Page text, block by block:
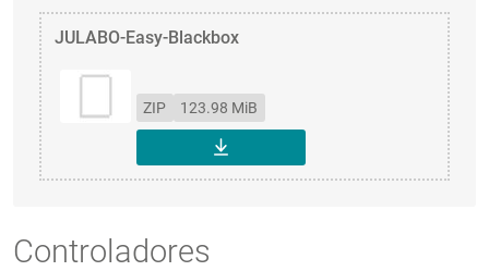
JULABO-Easy-Blackbox
ZIP 123.98 MiB
DESCARGAR
Controladores